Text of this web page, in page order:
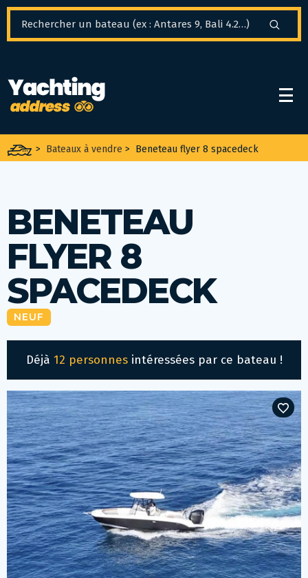
> Bateaux à vendre > Beneteau flyer 8 spacedeck
BENETEAU
FLYER 8
SPACEDECK
NEUF
Déjà 12 personnesintéressées par ce bateau !
Panneau de gestion des cookies